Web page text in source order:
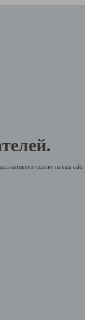
активную ссылку на ваш сайт